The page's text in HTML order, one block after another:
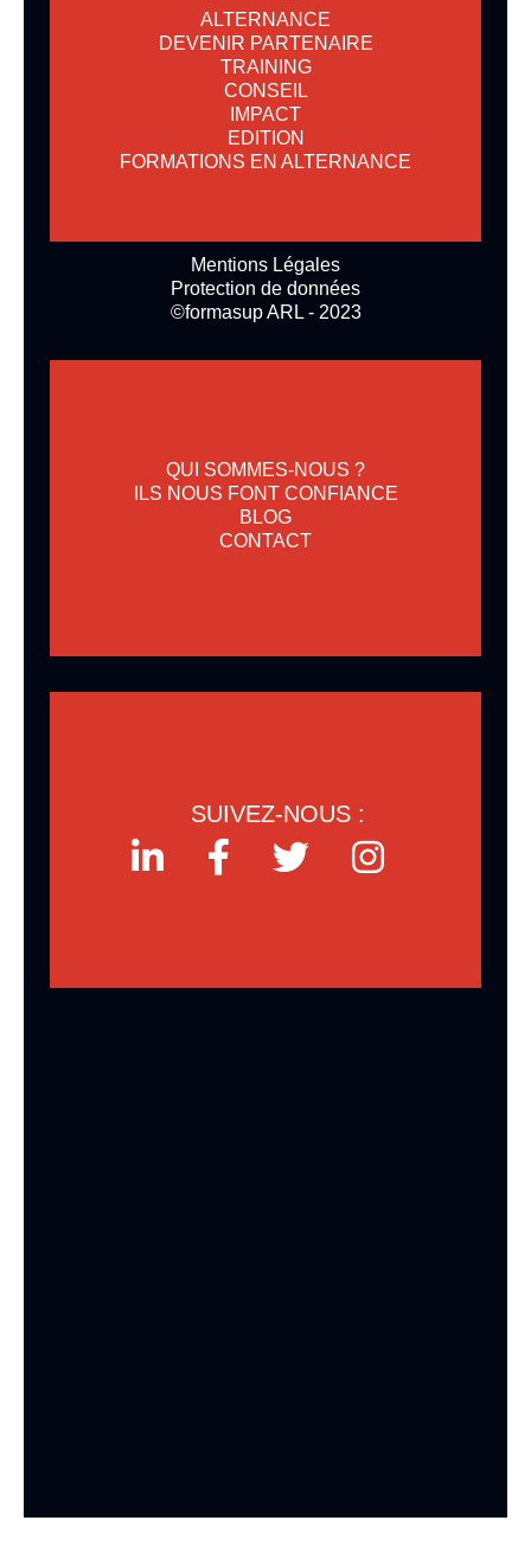
ALTERNANCE
DEVENIR PARTENAIRE
TRAINING
CONSEIL
IMPACT
EDITION
FORMATIONS EN ALTERNANCE
Mentions Légales
Protection de données
©formasup ARL - 2023
QUI SOMMES-NOUS ?
ILS NOUS FONT CONFIANCE
BLOG
CONTACT
SUIVEZ-NOUS :